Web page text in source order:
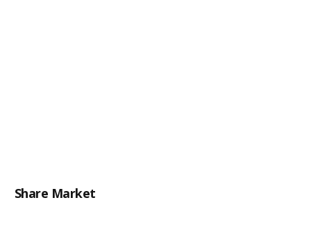
Share Market